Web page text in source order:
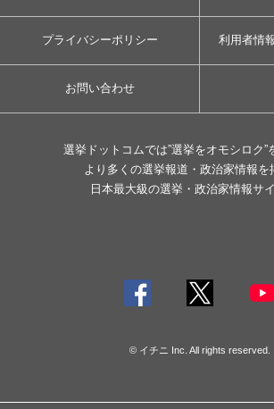
プライバシーポリシー 利用者情
お問い合わせ
選挙ドットコムでは”選挙をオモシロク”
より多くの選挙報道・政治家情報を
日本最大級の選挙・政治家情報サ
© イチニ Inc. All rights reserved.